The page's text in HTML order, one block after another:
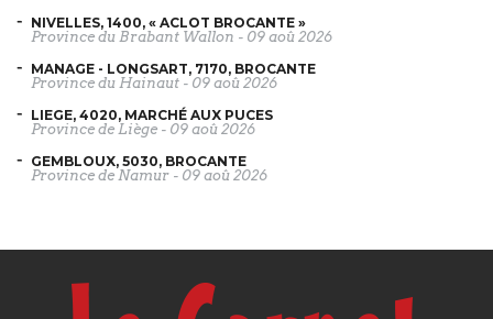
NIVELLES, 1400, « ACLOT BROCANTE »
Province du Brabant Wallon - 09 aoû 2026
MANAGE - LONGSART, 7170, BROCANTE
Province du Hainaut - 09 aoû 2026
LIEGE, 4020, MARCHÉ AUX PUCES
Province de Liège - 09 aoû 2026
GEMBLOUX, 5030, BROCANTE
Province de Namur - 09 aoû 2026